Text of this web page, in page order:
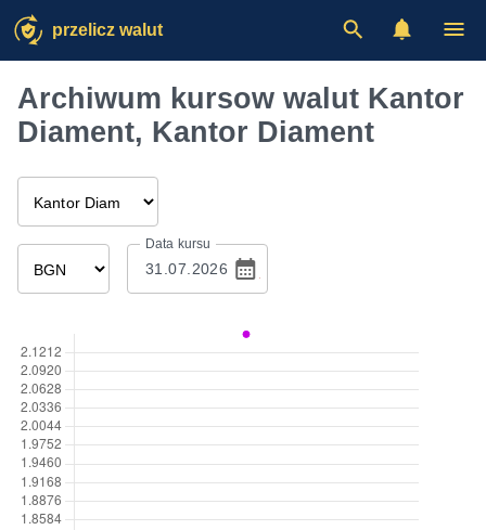
przelicz walut
Archiwum kursow walut Kantor
Diament, Kantor Diament
Data kursu